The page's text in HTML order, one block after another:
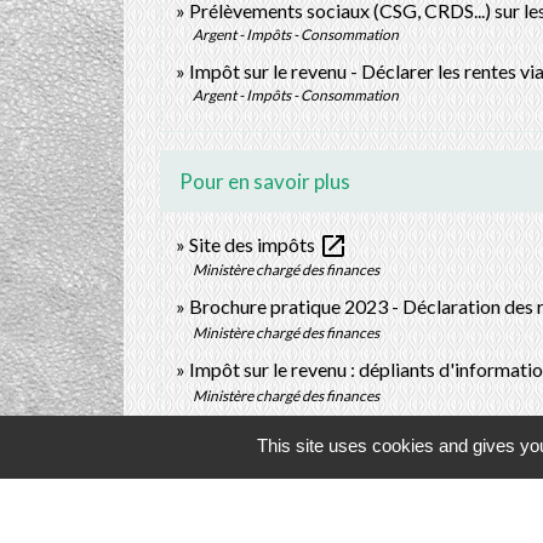
Prélèvements sociaux (CSG, CRDS...) sur
Argent - Impôts - Consommation
Impôt sur le revenu - Déclarer les rentes
Argent - Impôts - Consommation
Pour en savoir plus
Site des impôts open_in_new
Ministère chargé des finances
Brochure pratique 2023 - Déclaration des
Ministère chargé des finances
Impôt sur le revenu : dépliants
Ministère chargé des finances
This site uses cookies and gives